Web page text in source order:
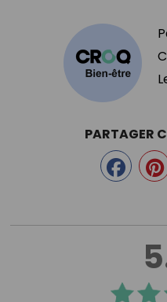
PARTAGER